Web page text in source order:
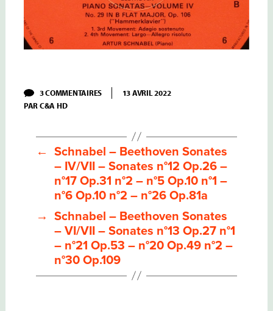
3 COMMENTAIRES
SCHNABEL
–
V/VII
SONATES
N°4
–
OP.27
N°2
N°10
OP.14
N°2
–
13 AVRIL 2022
PAR C&A HD
← Schnabel – Beethoven Sonates
– IV/VII – Sonates n°12 Op.26 –
n°17 Op.31 n°2 – n°5 Op.10 n°1 –
n°6 Op.10 n°2 – n°26 Op.81a
→ Schnabel – Beethoven Sonates
– VI/VII – Sonates n°13 Op.27 n°1
– n°21 Op.53 – n°20 Op.49 n°2 –
n°30 Op.109